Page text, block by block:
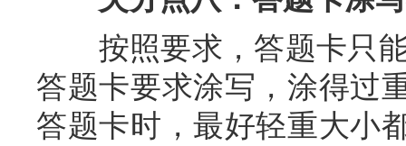
按照要求，答题卡只能
答题卡要求涂写，涂得过
答题卡时，最好轻重大小